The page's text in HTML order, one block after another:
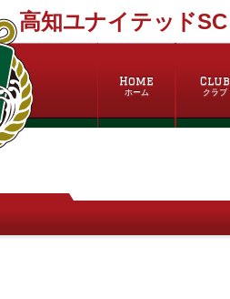
高知ユナイテッドSC
Home
ホーム
Club
クラブ